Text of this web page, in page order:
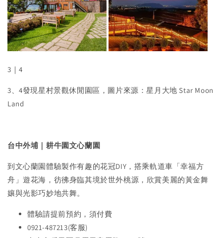
3｜4
3、4發現星村景觀休閒園區，圖片來源：星月大地 Star Moon
Land
台中外埔｜耕牛園文心蘭園
到文心蘭園體驗製作有趣的花冠DIY，搭乘軌道車「幸福方
舟」遊花海，彷彿身臨其境於世外桃源，欣賞美麗的黃金舞
孃與光影巧妙地共舞。
體驗請提前預約，須付費
0921-487213(客服)